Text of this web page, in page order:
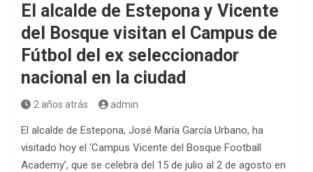
El alcalde de Estepona y Vicente
del Bosque visitan el Campus de
Fútbol del ex seleccionador
nacional en la ciudad
2 años atrás admin
El alcalde de Estepona, José María García Urbano, ha
visitado hoy el ‘Campus Vicente del Bosque Football
Academy’, que se celebra del 15 de julio al 2 de agosto en